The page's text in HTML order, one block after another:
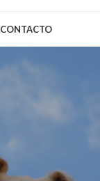
CONTACTO